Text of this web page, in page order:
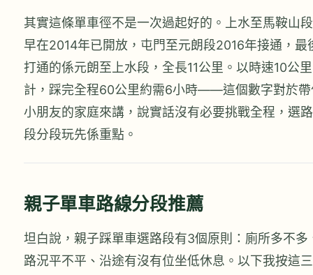
其實這條單車徑不是一次過起好的。上水至馬鞍山段
早在2014年已開放，屯門至元朗段2016年接通，最
打通的係元朗至上水段，全長11公里。以時速10公里
計，踩完全程60公里約需6小時——這個數字對於帶
小朋友的家庭來講，說實話沒有必要挑戰全程，選路
段分段玩先係重點。
親子單車路線分段推薦
坦白說，親子踩單車選路段有3個原則：廁所多不多
路況平不平、沿途有沒有位坐低休息。以下我按這三